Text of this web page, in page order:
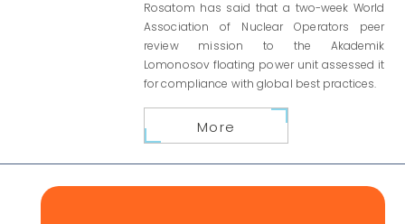
Rosatom has said that a two-week World
Association of Nuclear Operators peer
review mission to the Akademik
Lomonosov floating power unit assessed it
for compliance with global best practices.
More